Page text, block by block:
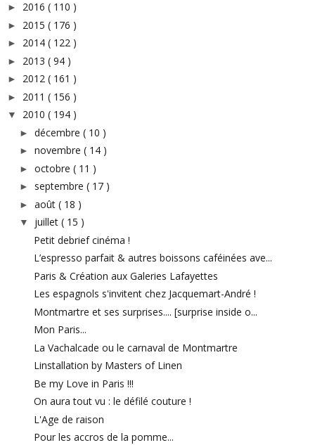
► 2016 ( 110 )
► 2015 ( 176 )
► 2014 ( 122 )
► 2013 ( 94 )
► 2012 ( 161 )
► 2011 ( 156 )
▼ 2010 ( 194 )
► décembre ( 10 )
► novembre ( 14 )
► octobre ( 11 )
► septembre ( 17 )
► août ( 18 )
▼ juillet ( 15 )
Petit debrief cinéma !
L’espresso parfait & autres boissons caféinées ave...
Paris & Création aux Galeries Lafayettes
Les espagnols s'invitent chez Jacquemart-André !
Montmartre et ses surprises.... [surprise inside o...
Mon Paris...
La Vachalcade ou le carnaval de Montmartre
Linstallation by Masters of Linen
Be my Love in Paris !!!
On aura tout vu : le défilé couture !
L'Age de raison
Pour les accros de la pomme...